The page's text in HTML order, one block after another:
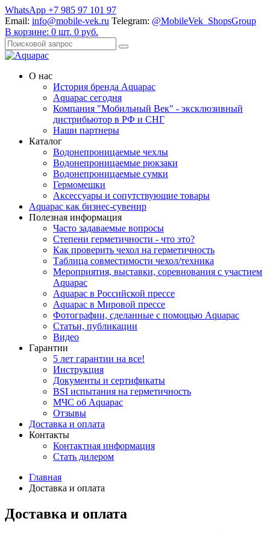
WhatsApp +7 985 97 101 97
Email: info@mobile-vek.ru Telegram: @MobileVek_ShopsGroup
В корзине: 0 шт. 0 руб.
О нас
История бренда Aquapac
Aquapac cегодня
Компания "Мобильный Век" - эксклюзивный
дистрибьютор в РФ и СНГ
Наши партнеры
Каталог
Водонепроницаемые чехлы
Водонепроницаемые рюкзаки
Водонепроницаемые сумки
Гермомешки
Аксессуары и сопутствующие товары
Aquapac как бизнес-сувенир
Полезная информация
Часто задаваемые вопросы
Степени герметичности - что это?
Как проверить чехол на герметичность
Таблица совместимости чехол/техника
Мероприятия, выставки, соревнования с участием
Aquapac
Aquapac в Российской прессе
Aquapac в Мировой прессе
Фотографии, сделанные с помощью Aquapac
Статьи, публикации
Видео
Гарантии
5 лет гарантии на все!
Инструкция
Документы и сертификаты
BSI испытания на герметичность
МЧС об Aquapac
Отзывы
Доставка и оплата
Контакты
Контактная информация
Стать дилером
Главная
Доставка и оплата
Доставка и оплата